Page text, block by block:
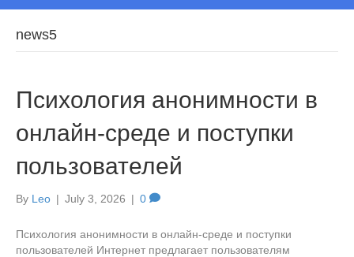
news5
Психология анонимности в
онлайн-среде и поступки
пользователей
By Leo | July 3, 2026 | 0
Психология анонимности в онлайн-среде и поступки
пользователей Интернет предлагает пользователям